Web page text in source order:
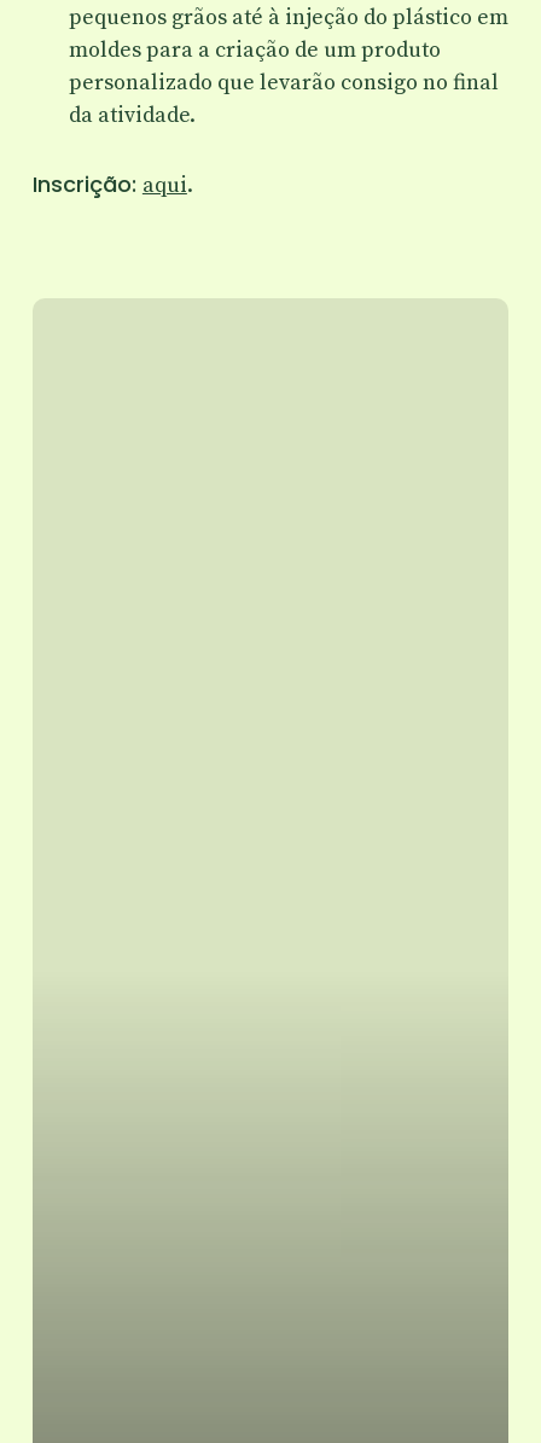
pequenos grãos até à injeção do plástico em
moldes para a criação de um produto
personalizado que levarão consigo no final
da atividade.
Inscrição: aqui.